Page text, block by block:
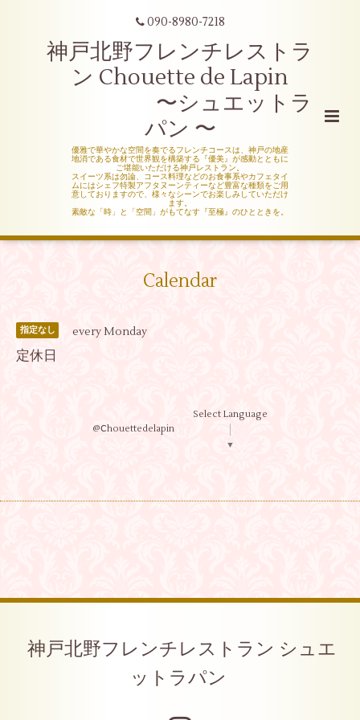
090-8980-7218
神戸北野フレンチレストラ
ン Chouette de Lapin
〜シュエットラ
パン 〜
優雅で華やかな空間を奏でるフレンチコースは、神戸の地産
地消である食材で世界観を構築する『優美』が感動とともに
ご堪能いただける神戸レストラン。
スイーツ系は勿論、コース料理などのお食事系やカフェタイ
ムにはシェフ特製アフタヌーンティーなど豊富な種類をご用
意しておりますので、様々なシーンでお楽しみしていただけ
ます。
素敵な「時」と「空間」がもてなす『至極』のひとときを。
Calendar
指定なし every Monday
定休日
@Ⅽhouettedelapin
Select Language
▼
神戸北野フレンチレストラン シュエ
ットラパン